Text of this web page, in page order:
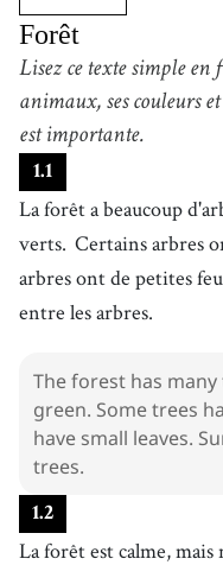
Forêt
Lisez ce texte simple en
animaux, ses couleurs
est importante.
1.1
La forêt a beaucoup
verts. Certains arbres
arbres ont de petites
entre les arbres.
The forest has
green. Some trees
have small leaves.
trees.
1.2
La forêt est calme,